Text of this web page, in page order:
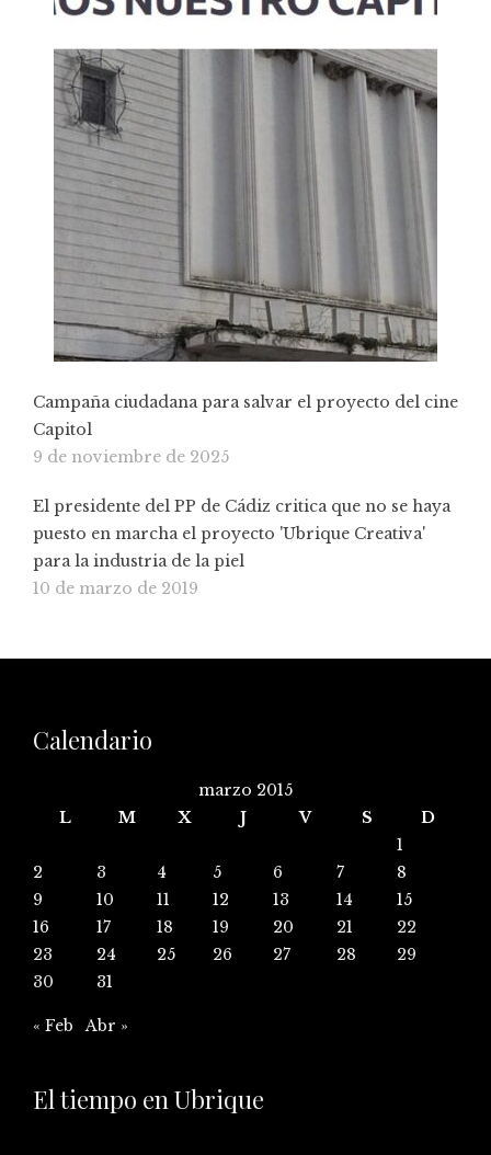
Campaña ciudadana para salvar el proyecto del cine
Capitol
9 de noviembre de 2025
El presidente del PP de Cádiz critica que no se haya
puesto en marcha el proyecto 'Ubrique Creativa'
para la industria de la piel
10 de marzo de 2019
Calendario
marzo 2015
L
M X J V S
D
1
2
3 4 5 6 7
8
9
10 11 12 13 14
15
16
17 18 19 20 21
22
23
24 25 26 27 28
29
30
31
« Feb Abr »
El tiempo en Ubrique